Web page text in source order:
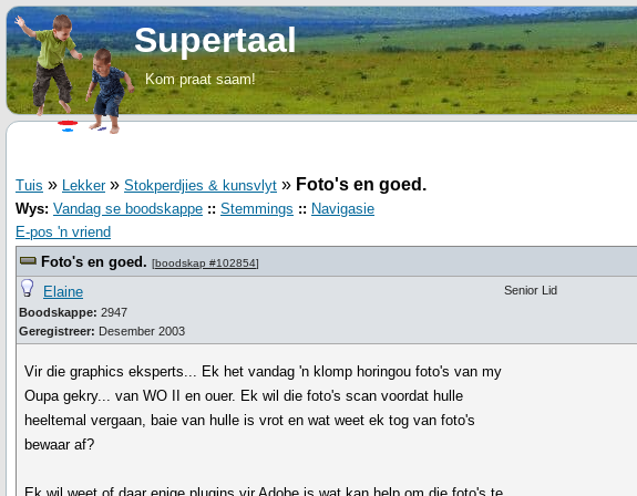
Supertaal
Kom praat saam!
Tuis » Lekker» Stokperdjies & kunsvlyt » Foto's en goed.
Wys: Vandag se boodskappe :: Stemmings :: Navigasie
E-pos 'n vriend
Foto's en goed. [boodskap #102854]
Elaine
Boodskappe: 2947
Geregistreer: Desember 2003
Senior Lid
Vir die graphics eksperts... Ek het vandag 'n klomp horingou foto's van my
Oupa gekry... van WO II en ouer. Ek wil die foto's scan voordat hulle
heeltemal vergaan, baie van hulle is vrot en wat weet ek tog van foto's
bewaar af?